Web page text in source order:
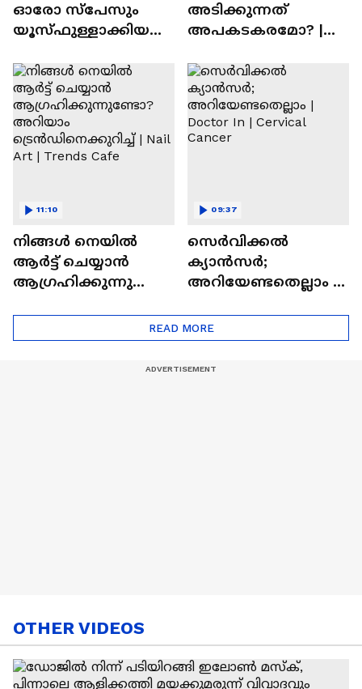
ഓരോ സ്‌പേസും
യൂസ്ഫുള്ളാക്കിയ
അടിക്കുന്നത്
അപകടകരമോ? |
നിങ്ങൾ നെയിൽ
ആർട്ട് ചെയ്യാൻ
ആഗ്രഹിക്കുന്നുണ്ടോ
ട്രെൻഡിനെക്കുറിച്ച് |
Nail Art | Trends Cafe
11:10
സെർവിക്കൽ
ക്യാൻസർ;
അറിയേണ്ടതെല്ലാം |
Cancer
09:37
READ MORE
OTHER VIDEOS